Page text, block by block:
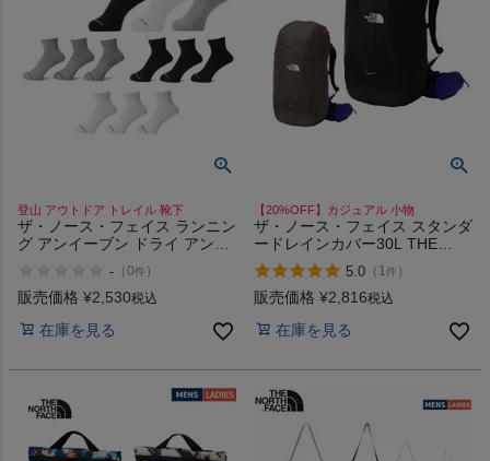
登山 アウトドア トレイル 靴下
ザ・ノース・フェイス ランニン
グ アンイーブン ドライ アンク
- （0件 ）
販売価格 ¥2,530税込
在庫を見る
【20%OFF】カジュアル 小物
ザ・ノース・フェイス スタンダ
ードレインカバー30L THE
NORTH FACE
5.0 （ 1件 ）
販売価格 ¥2,816税込
在庫を見る